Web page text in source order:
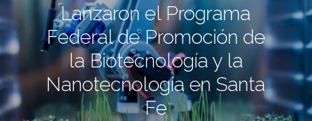
Lanzaron el Programa
Federal de Promoción de
la Biotecnología y la
Nanotecnología en Santa
Fe